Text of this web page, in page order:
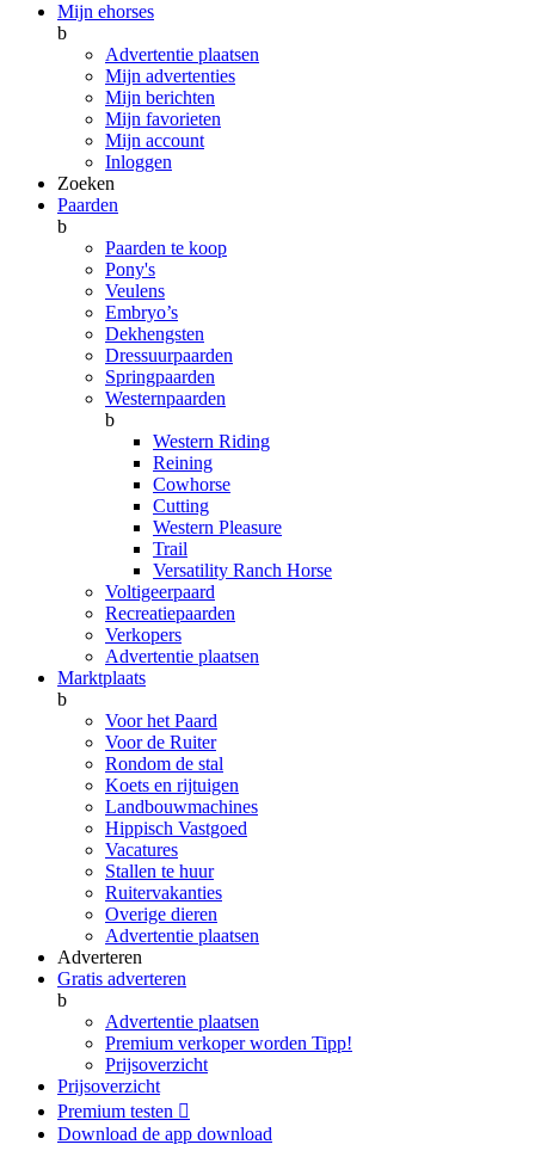
Mijn ehorses
b
Advertentie plaatsen
Mijn advertenties
Mijn berichten
Mijn favorieten
Mijn account
Inloggen
Zoeken
Paarden
b
Paarden te koop
Pony's
Veulens
Embryo’s
Dekhengsten
Dressuurpaarden
Springpaarden
Westernpaarden
b
Western Riding
Reining
Cowhorse
Cutting
Western Pleasure
Trail
Versatility Ranch Horse
Voltigeerpaard
Recreatiepaarden
Verkopers
Advertentie plaatsen
Marktplaats
b
Voor het Paard
Voor de Ruiter
Rondom de stal
Koets en rijtuigen
Landbouwmachines
Hippisch Vastgoed
Vacatures
Stallen te huur
Ruitervakanties
Overige dieren
Advertentie plaatsen
Adverteren
Gratis adverteren
b
Advertentie plaatsen
Premium verkoper worden Tipp!
Prijsoverzicht
Prijsoverzicht
Premium testen 
Download de app download